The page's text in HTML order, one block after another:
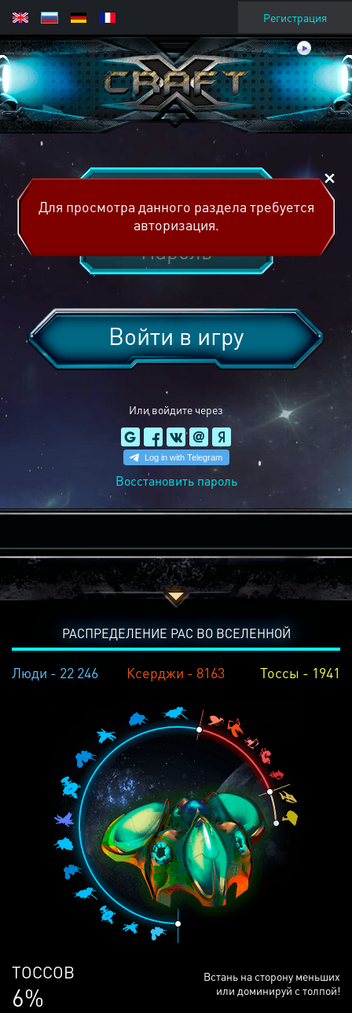
Регистрация
Или войдите через
Войти в игру
Восстановить пароль
Для просмотра данного раздела требуется
авторизация.
РАСПРЕДЕЛЕНИЕ РАС ВО ВСЕЛЕННОЙ
Люди - 22 246 Ксерджи - 8163 Тоссы - 1941
ЛЮДЕЙ
68%
Встань на сторону меньших
или доминируй с толпой!